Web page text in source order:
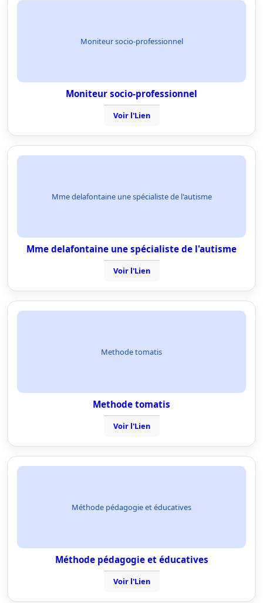
Moniteur socio-professionnel
Moniteur socio-professionnel
Voir l'Lien
Mme delafontaine une spécialiste de l'autisme
Mme delafontaine une spécialiste de l'autisme
Voir l'Lien
Methode tomatis
Methode tomatis
Voir l'Lien
Méthode pédagogie et éducatives
Méthode pédagogie et éducatives
Voir l'Lien